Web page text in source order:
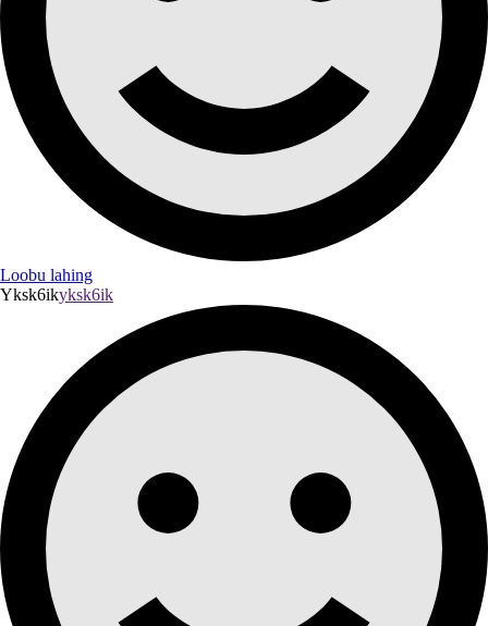
Loobu lahing
Yksk6ikyksk6ik